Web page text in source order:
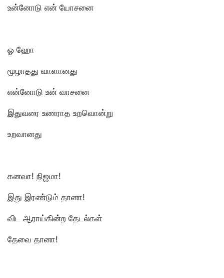
உன்னோடு என் யோசனை
ஓ ஹோ
மூழாதது வாளானது
என்னோடு உன் வாசனை
இதுவரை உணராத உறவொன்று
உறவானது
கனவா! நிஜமா!
இது இரண்டும் தானா!
விட ஆராய்கின்ற தேடல்கள்
தேவை தானா!